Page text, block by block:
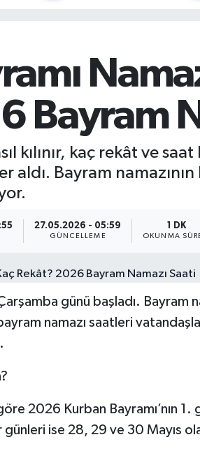
Bayram
kılınır, kaç rekât ve
aldı. Bayram
27.05.2026 - 05:59
GÜNCELLEME
1 DK
OKUNMA
günü başladı. Bayram
namazı saatleri
2026 Kurban Bayramı’nın 1.
ise 28, 29 ve 30 Mayıs